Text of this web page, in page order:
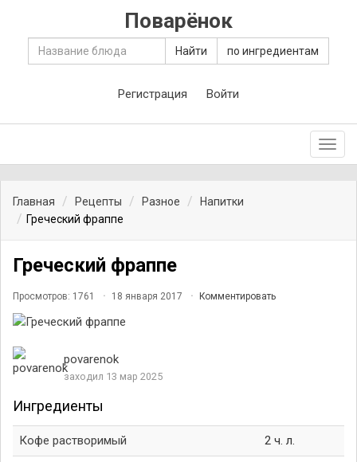
Поварёнок
Найти по ингредиентам
Регистрация Войти
Главная Рецепты Разное
Напитки
Греческий фраппе
Греческий фраппе
Просмотров: 1761 18 января 2017 Комментировать
povarenok
заходил 13 мар 2025
Ингредиенты
Кофе растворимый 2 ч. л.